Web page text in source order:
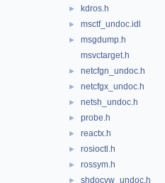
► kdros.h
► msctf_undoc.idl
►
msgdump.h
msvctarget.h
► netcfgn_undoc.h
► netcfgx_undoc.h
► netsh_undoc.h
► probe.h
► reactx.h
► rosioctl.h
► rossym.h
►
shdocvw_undoc.h